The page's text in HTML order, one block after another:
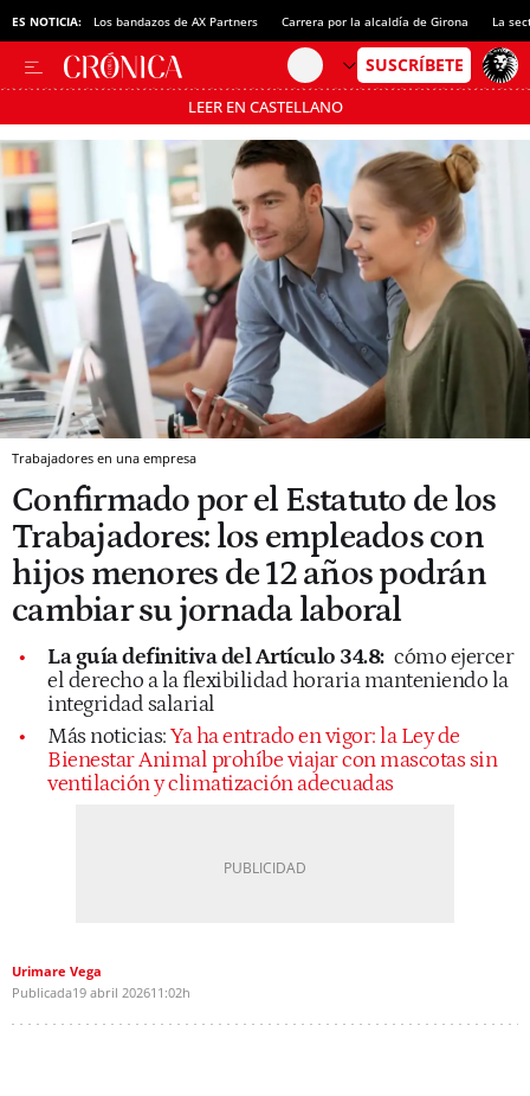
ES NOTICIA: Los bandazos de AX Partners Carrera por la alcaldía de Girona La
LEER EN CASTELLANO
Pásate al MODO AHORRO
Trabajadores en una empresa
Confirmado por el Estatuto de los
Trabajadores: los empleados con
hijos menores de 12 años podrán
cambiar su jornada laboral
La guía definitiva del Artículo 34.8: cómo ejercer
el derecho a la flexibilidad horaria manteniendo la
integridad salarial
Más noticias:Ya ha entrado en vigor: la Ley de
Bienestar Animal prohíbe viajar con mascotas sin
ventilación y climatización adecuadas
Urimare Vega
Publicada19 abril 202611:02h